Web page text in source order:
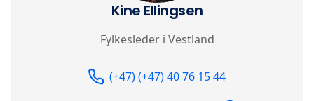
Kine Ellingsen
Fylkesleder i Vestland
(+47) (+47) 40 76 15 44